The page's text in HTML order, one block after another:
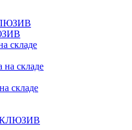
складе
на складе
складе